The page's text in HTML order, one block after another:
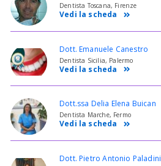
Dentista Toscana, Firenze
Vedi la scheda
Dott. Emanuele Canestro
Dentista Sicilia, Palermo
Vedi la scheda
Dott.ssa Delia Elena Buican
Dentista Marche, Fermo
Vedi la scheda
Dott. Pietro Antonio Paladini